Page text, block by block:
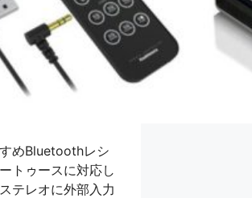
めBluetoothレシ
トゥースに対応し
テレオに外部入力